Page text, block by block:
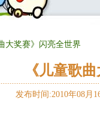
大奖赛》闪亮全世界
《儿童歌
发布时间:2010年08月